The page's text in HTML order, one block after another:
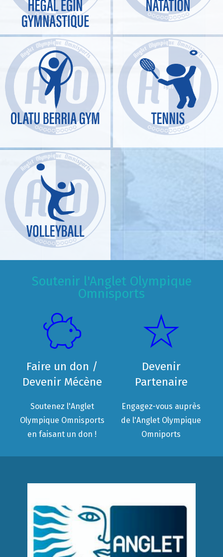
Soutenir l'Anglet Olympique
Omnisports
Faire un don /
Devenir Mécène
Soutenez l'Anglet
Olympique Omnisports
en faisant un don !
Devenir
Partenaire
Engagez-vous auprès
de l'Anglet Olympique
Omniports